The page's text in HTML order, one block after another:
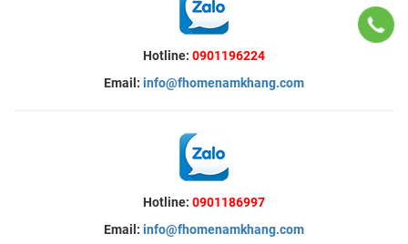
Hotline: 0901196224
Email: info@fhomenamkhang.com
Hotline: 0901186997
Email: info@fhomenamkhang.com